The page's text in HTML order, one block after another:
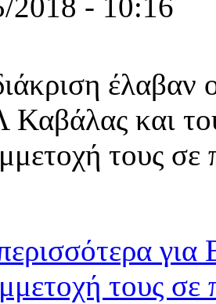
2018 - 10:16
έλαβαν
και
τους
για
τους